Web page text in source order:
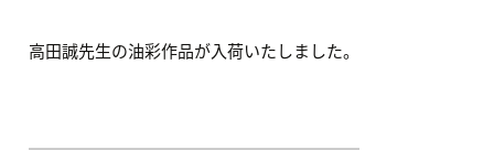
高田誠先生の油彩作品が入荷いたしました。